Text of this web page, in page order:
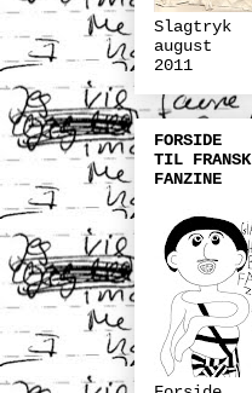
Slagtryk
august
2011
FORSIDE
TIL FRANSK
FANZINE